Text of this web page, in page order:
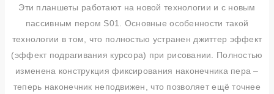
Эти планшеты работают на новой технологии и с новым
пассивным пером S01. Основные особенности такой
технологии в том, что полностью устранен джиттер эффект
(эффект подрагивания курсора) при рисовании. Полностью
изменена конструкция фиксирования наконечника пера –
теперь наконечник неподвижен, что позволяет ещё точнее